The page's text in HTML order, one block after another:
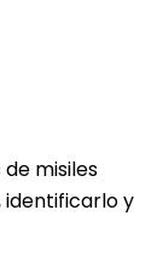
misiles
identificarlo y